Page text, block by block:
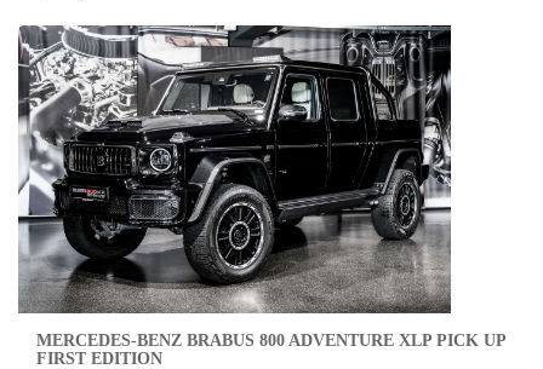
MERCEDES-BENZ BRABUS 800 ADVENTURE XLP PICK UP
FIRST EDITION